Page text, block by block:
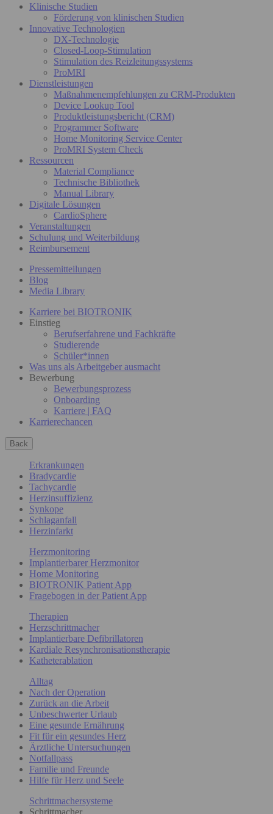
Klinische Studien
Förderung von klinischen Studien
Innovative Technologien
DX-Technologie
Closed-Loop-Stimulation
Stimulation des Reizleitungssystems
ProMRI
Dienstleistungen
Maßnahmenempfehlungen zu CRM-Produkten
Device Lookup Tool
Produktleistungsbericht (CRM)
Programmer Software
Home Monitoring Service Center
ProMRI System Check
Ressourcen
Material Compliance
Technische Bibliothek
Manual Library
Digitale Lösungen
CardioSphere
Veranstaltungen
Schulung und Weiterbildung
Reimbursement
Pressemitteilungen
Blog
Media Library
Karriere bei BIOTRONIK
Einstieg
Berufserfahrene und Fachkräfte
Studierende
Schüler*innen
Was uns als Arbeitgeber ausmacht
Bewerbung
Bewerbungsprozess
Onboarding
Karriere | FAQ
Karrierechancen
Back
Erkrankungen
Bradycardie
Tachycardie
Herzinsuffizienz
Synkope
Schlaganfall
Herzinfarkt
Herzmonitoring
Implantierbarer Herzmonitor
Home Monitoring
BIOTRONIK Patient App
Fragebogen in der Patient App
Therapien
Herzschrittmacher
Implantierbare Defibrillatoren
Kardiale Resynchronisationstherapie
Katheterablation
Alltag
Nach der Operation
Zurück an die Arbeit
Unbeschwerter Urlaub
Eine gesunde Ernährung
Fit für ein gesundes Herz
Ärztliche Untersuchungen
Notfallpass
Familie und Freunde
Hilfe für Herz und Seele
Schrittmachersysteme
Schrittmacher